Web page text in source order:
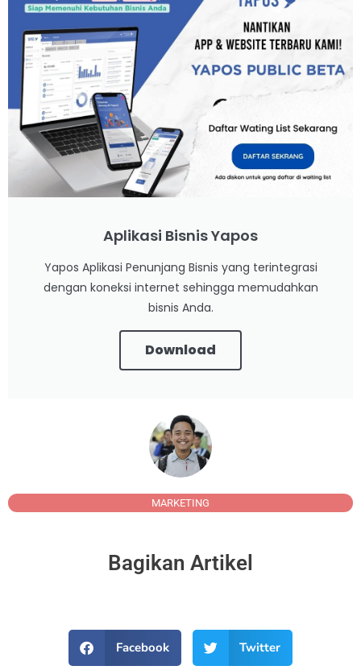
Aplikasi Bisnis Yapos
Yapos Aplikasi Penunjang Bisnis yang terintegrasi
dengan koneksi internet sehingga memudahkan
bisnis Anda.
Download
MARKETING
Bagikan Artikel
Facebook Twitter